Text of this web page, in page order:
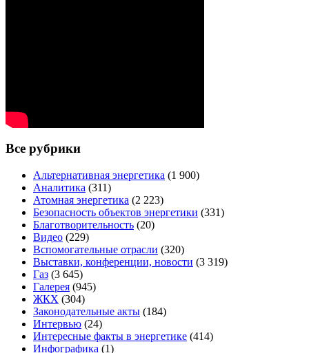
Все рубрики
Альтернативная энергетика (1 900)
Аналитика (311)
Атомная энергетика (2 223)
Безопасность объектов энергетики (331)
Благотворительность (20)
Видео (229)
Вспомогательные отрасли (320)
Выставки, конференции, новости (3 319)
Газ (3 645)
Галерея (945)
ЖКХ (304)
Законодательные акты (184)
Интервью (24)
Интересные факты в энергетике (414)
Инфографика (1)